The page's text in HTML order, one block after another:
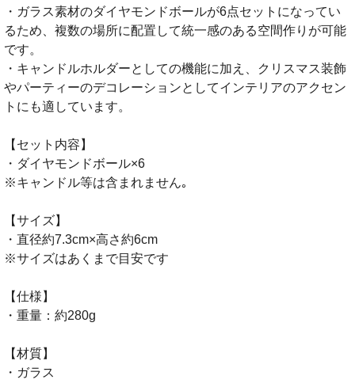
・ガラス素材のダイヤモンドボールが6点セットになってい
るため、複数の場所に配置して統一感のある空間作りが可能
です。
・キャンドルホルダーとしての機能に加え、クリスマス装飾
やパーティーのデコレーションとしてインテリアのアクセン
トにも適しています。
【セット内容】
・ダイヤモンドボール×6
※キャンドル等は含まれません｡
【サイズ】
・直径約7.3cm×高さ約6cm
※サイズはあくまで目安です
【仕様】
・重量：約280g
【材質】
・ガラス